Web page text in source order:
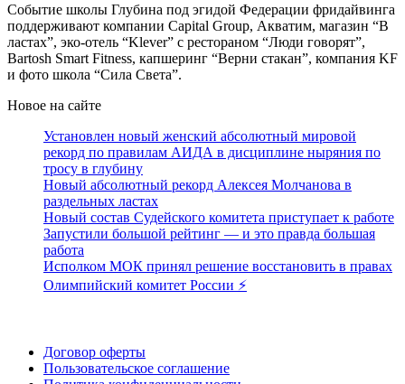
Событие школы Глубина под эгидой Федерации фридайвинга
поддерживают компании Capital Group, Акватим, магазин “В
ластах”, эко-отель “Klever” с рестораном “Люди говорят”,
Bartosh Smart Fitness, капшеринг “Верни стакан”, компания KF
и фото школа “Сила Света”.
Новое на сайте
Установлен новый женский абсолютный мировой
рекорд по правилам АИДА в дисциплине ныряния по
тросу в глубину
Новый абсолютный рекорд Алексея Молчанова в
раздельных ластах
Новый состав Судейского комитета приступает к работе
Запустили большой рейтинг — и это правда большая
работа
Исполком МОК принял решение восстановить в правах
Олимпийский комитет России ⚡️
Договор оферты
Пользовательское соглашение